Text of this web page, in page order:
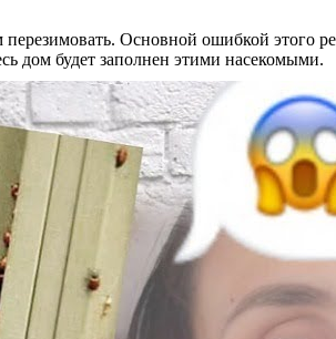
Основной ошибкой этого
дом будет заполнен этими насекомыми.